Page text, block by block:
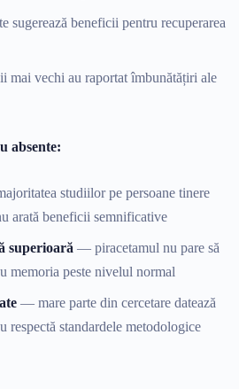
sugerează beneficii pentru recuperarea
mai vechi au raportat îmbunătățiri ale
absente:
studiilor pe persoane tinere
arată beneficii semnificative
superioară — piracetamul nu pare să
memoria peste nivelul normal
— mare parte din cercetare datează
respectă standardele metodologice